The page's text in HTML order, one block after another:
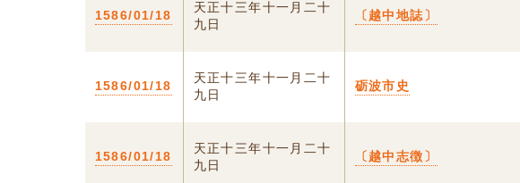
1586/01/18
天正十三年十一月二十
九日
〔越中地誌〕
1586/01/18
天正十三年十一月二十
九日
砺波市史
1586/01/18
天正十三年十一月二十
九日
〔越中志徴〕